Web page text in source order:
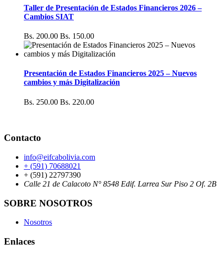
Taller de Presentación de Estados Financieros 2026 –
Cambios SIAT
Bs. 200.00 Bs. 150.00
Presentación de Estados Financieros 2025 – Nuevos
cambios y más Digitalización
Bs. 250.00 Bs. 220.00
Contacto
info@eifcabolivia.com
+ (591) 70688021
+ (591) 22797390
Calle 21 de Calacoto N° 8548 Edif. Larrea Sur Piso 2 Of. 2B
SOBRE NOSOTROS
Nosotros
Enlaces